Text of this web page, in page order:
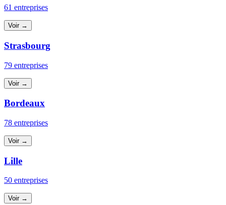
61 entreprises
Voir →
Strasbourg
79 entreprises
Voir →
Bordeaux
78 entreprises
Voir →
Lille
50 entreprises
Voir →